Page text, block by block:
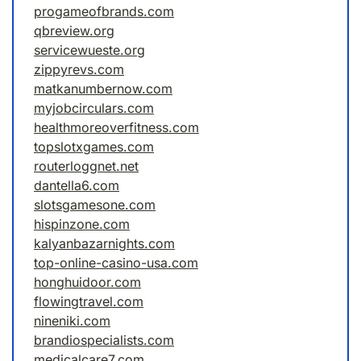
progameofbrands.com
qbreview.org
servicewueste.org
zippyrevs.com
matkanumbernow.com
myjobcirculars.com
healthmoreoverfitness.com
topslotxgames.com
routerloggnet.net
dantella6.com
slotsgamesone.com
hispinzone.com
kalyanbazarnights.com
top-online-casino-usa.com
honghuidoor.com
flowingtravel.com
nineniki.com
brandiospecialists.com